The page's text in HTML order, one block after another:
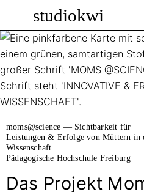
studiokwi
moms@science — Sichtbarkeit für
Leistungen & Erfolge von Müttern in
Wissenschaft
Pädagogische Hochschule Freiburg
Das Projekt